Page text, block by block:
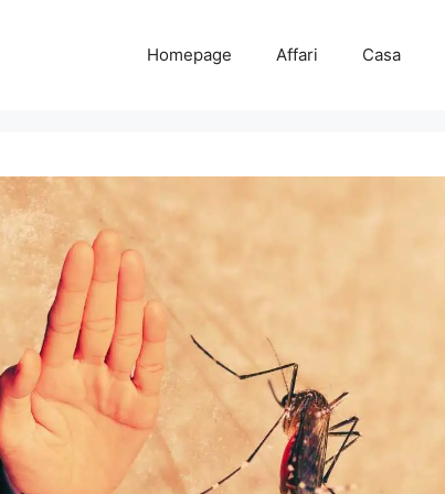
Homepage Affari Casa